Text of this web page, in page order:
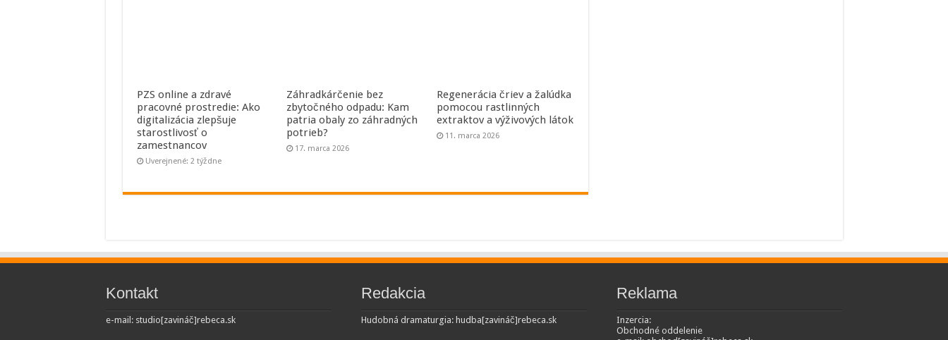
PZS online a zdravé
pracovné prostredie: Ako
digitalizácia zlepšuje
starostlivosť o
zamestnancov
Uverejnené: 2 týždne
Záhradkárčenie bez
zbytočného odpadu: Kam
patria obaly zo záhradných
potrieb?
17. marca 2026
Regenerácia čriev a žalúdka
pomocou rastlinných
extraktov a výživových látok
11. marca 2026
Kontakt
e-mail: studio[zavináč]rebeca.sk
Redakcia
Hudobná dramaturgia: hudba[zavináč]rebeca.sk
Reklama
Inzercia:
Obchodné oddelenie